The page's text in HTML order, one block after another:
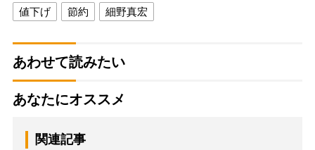
値下げ
節約 細野真宏
あわせて読みたい
あなたにオススメ
関連記事